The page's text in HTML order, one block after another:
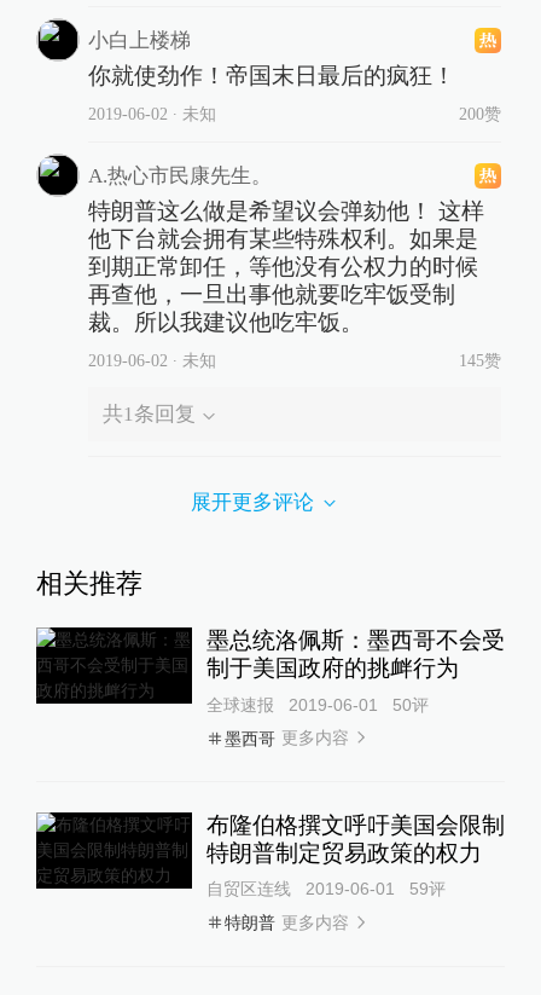
小白上楼梯
你就使劲作！帝国末日最后的疯狂！
2019-06-02 ∙ 未知 200赞
A.热心市民康先生。
特朗普这么做是希望议会弹劾他！ 这样
他下台就会拥有某些特殊权利。如果是
到期正常卸任，等他没有公权力的时候
再查他，一旦出事他就要吃牢饭受制
裁。所以我建议他吃牢饭。
2019-06-02 ∙ 未知 145赞
共1条回复
展开更多评论
相关推荐
墨总统洛佩斯：墨西哥不会受
制于美国政府的挑衅行为
全球速报 2019-06-01 50评
墨西哥 更多内容
布隆伯格撰文呼吁美国会限制
特朗普制定贸易政策的权力
自贸区连线 2019-06-01 59评
特朗普 更多内容